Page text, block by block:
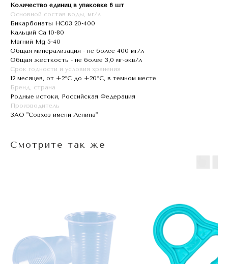
Количество единиц в упаковке 6 шт
Основной состав воды, мг/л
Бикарбонаты HC03 20-400
Кальций Ca 10-80
Магний Mg 5-40
Общая минерализация - не более 400 мг/л
Общая жесткость - не более 3,0 мг-экв/л
Срок годности и условия хранения
12 месяцев, от +2°С до +20°С, в темном месте
Бренд, страна
Родные истоки, Российская Федерация
Производитель
ЗАО "Совхоз имени Ленина"
Смотрите так же